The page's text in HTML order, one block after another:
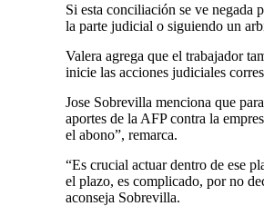
Si esta conciliación se ve negada
la parte judicial o siguiendo un
Valera agrega que el trabajador
inicie las acciones judiciales
Jose Sobrevilla menciona que
aportes de la AFP contra la
el abono”, remarca.
“Es crucial actuar dentro de ese
el plazo, es complicado, por no
aconseja Sobrevilla.